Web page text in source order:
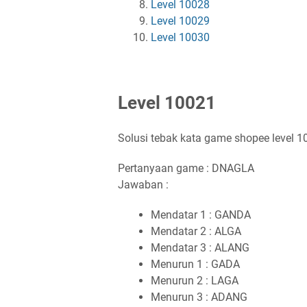
Level 10028
Level 10029
Level 10030
Level 10021
Solusi tebak kata game shopee level
Pertanyaan game : DNAGLA
Jawaban :
Mendatar 1 : GANDA
Mendatar 2 : ALGA
Mendatar 3 : ALANG
Menurun 1 : GADA
Menurun 2 : LAGA
Menurun 3 : ADANG